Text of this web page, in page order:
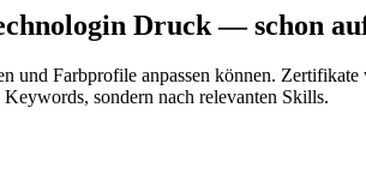
Druck— schon
und Farbprofile anpassen können.
sondern nach relevanten Skills.